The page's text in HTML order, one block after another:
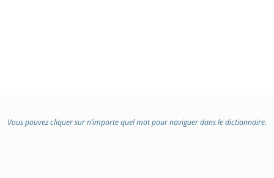
Vous pouvez cliquer sur n’importe quel mot pour naviguer dans le dictionnaire.